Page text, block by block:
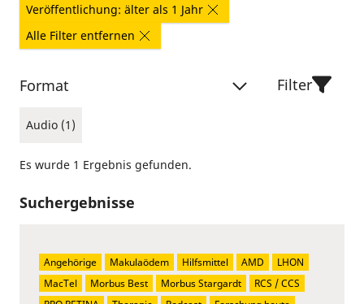
Veröffentlichung: älter als 1 Jahr
Alle Filter entfernen
Format
Audio (1)
Filter
Es wurde 1 Ergebnis gefunden.
Suchergebnisse
Angehörige Makulaödem Hilfsmittel AMD
LHON
MacTel
Morbus Best Morbus Stargardt
RCS / CCS